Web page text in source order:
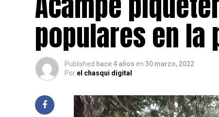
populares en la
Published hace 4 años en 30 marzo, 2022
Por el chasqui digital